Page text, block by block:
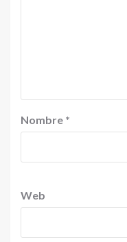
Nombre *
Web